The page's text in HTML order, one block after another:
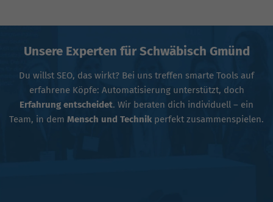
Unsere Experten für Schwäbisch Gmünd
Du willst SEO, das wirkt? Bei uns treffen smarte Tools auf
erfahrene Köpfe: Automatisierung unterstützt, doch
Erfahrung entscheidet. Wir beraten dich individuell – ein
Team, in dem Mensch und Technik perfekt zusammenspielen.